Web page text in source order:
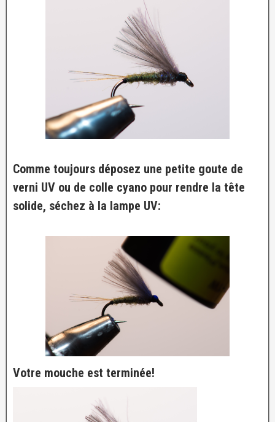
Comme toujours déposez une petite goute de
verni UV ou de colle cyano pour rendre la tête
solide, séchez à la lampe UV:
Votre mouche est terminée!